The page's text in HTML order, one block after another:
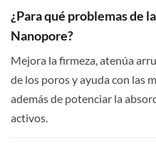
¿Para qué problemas de
Nanopore?
Mejora la firmeza, atenúa
de los poros y ayuda con las
además de potenciar la
activos.